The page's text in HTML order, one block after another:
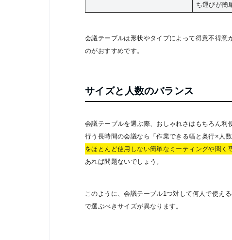
ち運びが簡
会議テーブルは形状やタイプによって得意不得
のがおすすめです。
サイズと人数のバランス
会議テーブルを選ぶ際、おしゃれさはもちろん
行う長時間の会議なら「作業できる幅と奥行×人
をほとんど使用しない簡単なミーティングや聞く
あれば問題ないでしょう。
このように、会議テーブル1つ対して何人で使え
で選ぶべきサイズが異なります。